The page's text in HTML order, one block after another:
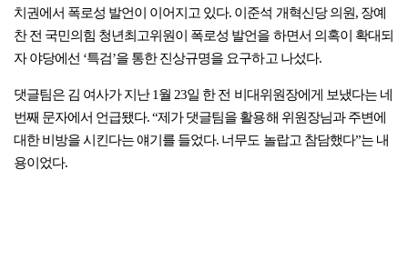
치권에서 폭로성 발언이 이어지고 있다. 이준석 개혁신당 의원, 장예
찬 전 국민의힘 청년최고위원이 폭로성 발언을 하면서 의혹이 확대되
자 야당에선 ‘특검’을 통한 진상규명을 요구하고 나섰다.
댓글팀은 김 여사가 지난 1월 23일 한 전 비대위원장에게 보냈다는 네
번째 문자에서 언급됐다. “제가 댓글팀을 활용해 위원장님과 주변에
대한 비방을 시킨다는 얘기를 들었다. 너무도 놀랍고 참담했다”는 내
용이었다.